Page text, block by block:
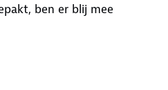
ben er blij mee